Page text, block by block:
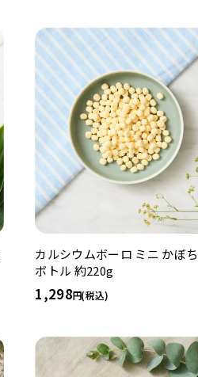
カルシウムボーロ ミニ かぼ
ボトル 約220g
1,298 (税込)